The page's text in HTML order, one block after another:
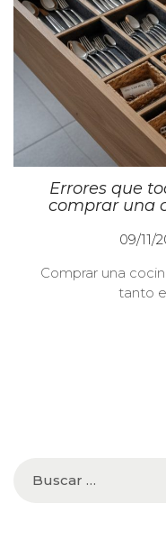
Errores que
comprar una
P
b
l
09/11/
Comprar una
tanto